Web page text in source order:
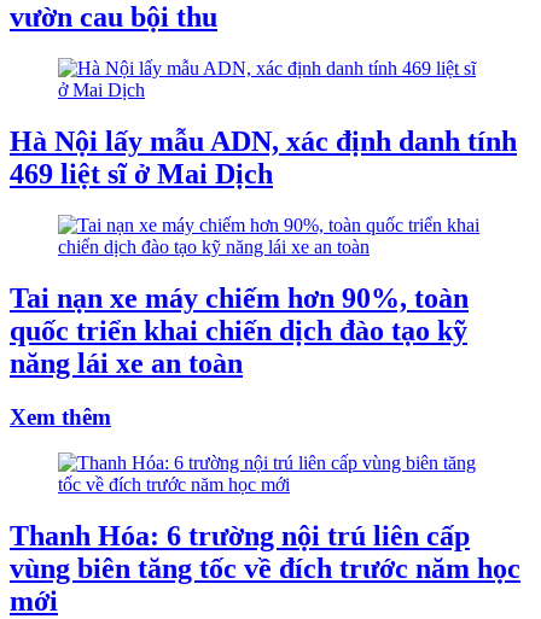
vườn cau bội thu
Hà Nội lấy mẫu ADN, xác định danh tính
469 liệt sĩ ở Mai Dịch
Tai nạn xe máy chiếm hơn 90%, toàn
quốc triển khai chiến dịch đào tạo kỹ
năng lái xe an toàn
Xem thêm
Thanh Hóa: 6 trường nội trú liên cấp
vùng biên tăng tốc về đích trước năm học
mới